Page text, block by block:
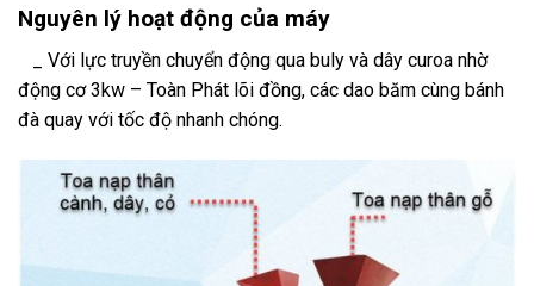
Nguyên lý hoạt động của máy
_ Với lực truyền chuyển động qua buly và dây curoa nhờ
động cơ 3kw – Toàn Phát lõi đồng, các dao băm cùng bánh
đà quay với tốc độ nhanh chóng.